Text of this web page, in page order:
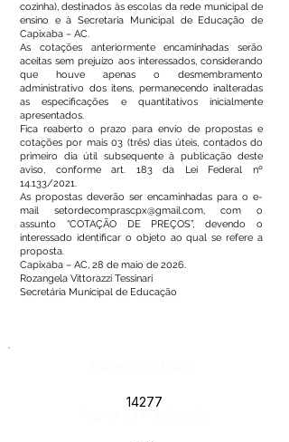
cozinha), destinados às escolas da rede municipal de
ensino e à Secretaria Municipal de Educação de
Capixaba – AC.
As cotações anteriormente encaminhadas serão
aceitas sem prejuízo aos interessados, considerando
que houve apenas o desmembramento
administrativo dos itens, permanecendo inalteradas
as especificações e quantitativos inicialmente
apresentados.
Fica reaberto o prazo para envio de propostas e
cotações por mais 03 (três) dias úteis, contados do
primeiro dia útil subsequente à publicação deste
aviso, conforme art. 183 da Lei Federal nº
14.133/2021.
As propostas deverão ser encaminhadas para o e-
mail setordecomprascpx@gmail.com, com o
assunto “COTAÇÃO DE PREÇOS”, devendo o
interessado identificar o objeto ao qual se refere a
proposta.
Capixaba – AC, 28 de maio de 2026.
Rozangela Vittorazzi Tessinari
Secretária Municipal de Educação
14277